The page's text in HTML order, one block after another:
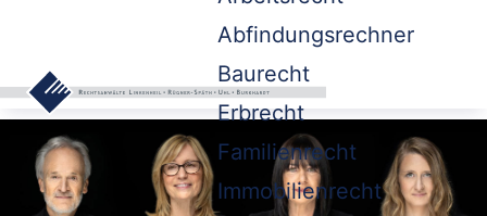
Abfindungsrechner
Baurecht
Erbrecht
Familienrecht
Immobilienrecht